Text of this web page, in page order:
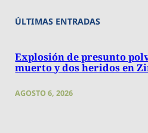
ÚLTIMAS ENTRADAS
Explosión de presunto
muerto y dos heridos en
AGOSTO 6, 2026